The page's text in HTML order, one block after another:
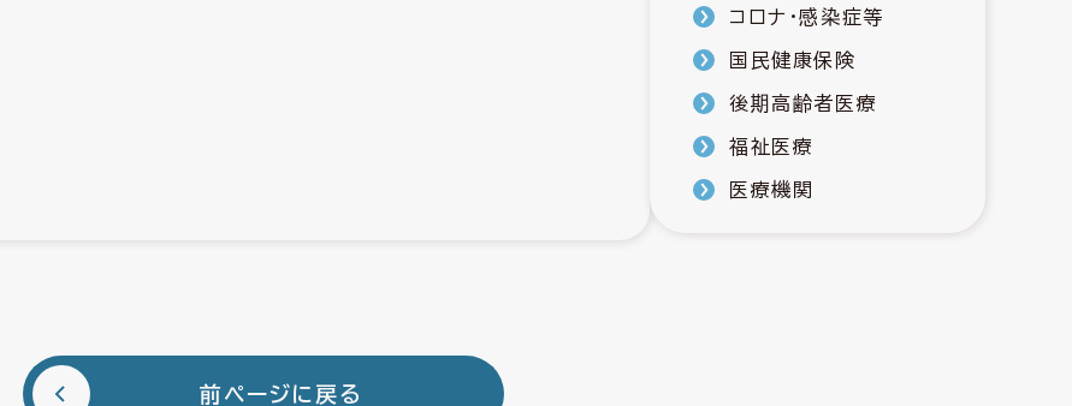
コロナ・感染症等
国民健康保険
後期高齢者医療
福祉医療
医療機関
前ページに戻る